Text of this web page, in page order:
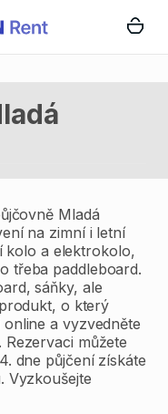
Mladá
na zimní i letní
kolo a elektrokolo,
třeba paddleboard.
sáňky, ale
o který
a vyzvedněte
můžete
dne půjčení získáte
Vyzkoušejte